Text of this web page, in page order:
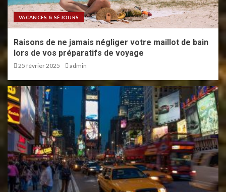
VACANCES & SÉJOURS
Raisons de ne jamais négliger votre maillot de bain
lors de vos préparatifs de voyage
25 février 2025 admin